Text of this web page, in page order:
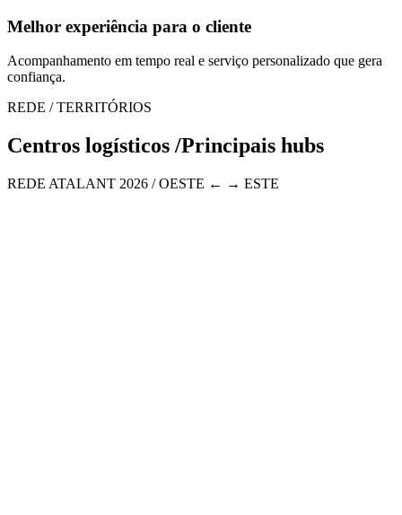
Melhor experiência para o cliente
Acompanhamento em tempo real e serviço personalizado que gera
confiança.
REDE / TERRITÓRIOS
Centros logísticos /Principais hubs
REDE ATALANT 2026 / OESTE ← → ESTE